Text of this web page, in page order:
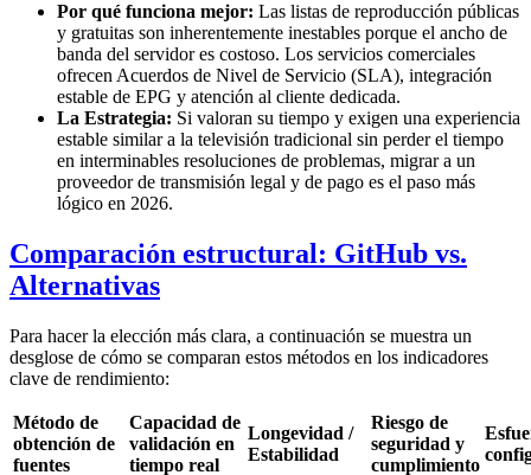
Por qué funciona mejor: Las listas de reproducción públicas
y gratuitas son inherentemente inestables porque el ancho de
banda del servidor es costoso. Los servicios comerciales
ofrecen Acuerdos de Nivel de Servicio (SLA), integración
estable de EPG y atención al cliente dedicada.
La Estrategia: Si valoran su tiempo y exigen una experiencia
estable similar a la televisión tradicional sin perder el tiempo
en interminables resoluciones de problemas, migrar a un
proveedor de transmisión legal y de pago es el paso más
lógico en 2026.
Comparación estructural: GitHub vs.
Alternativas
Para hacer la elección más clara, a continuación se muestra un
desglose de cómo se comparan estos métodos en los indicadores
clave de rendimiento:
Método de
obtención de
fuentes
Capacidad de
validación en
tiempo real
Longevidad /
Estabilidad
Riesgo de
seguridad y
cumplimiento